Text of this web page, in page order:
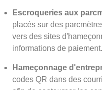
Escroqueries aux
placés sur des
vers des sites
informations de paiement.
Hameçonnage
codes QR dans des